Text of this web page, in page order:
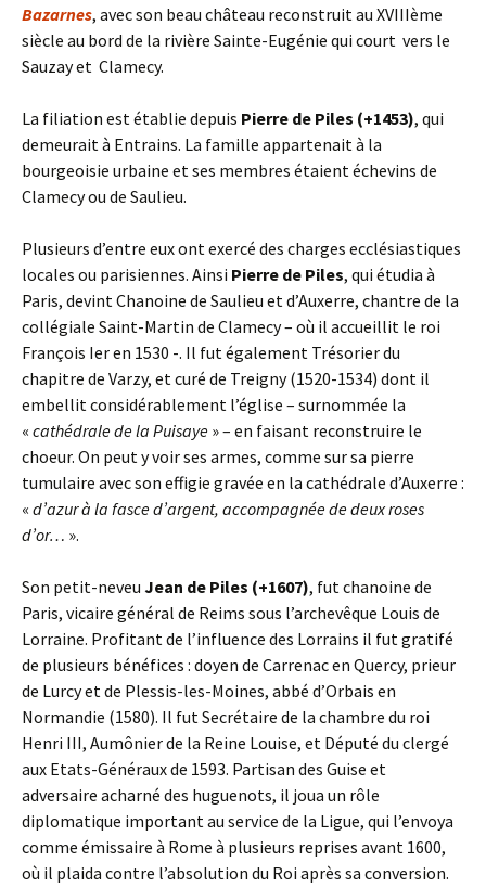
Bazarnes, avec son beau château reconstruit au XVIIIème
siècle au bord de la rivière Sainte-Eugénie qui court vers le
Sauzay et Clamecy.
La filiation est établie depuis Pierre de Piles (+1453), qui
demeurait à Entrains. La famille appartenait à la
bourgeoisie urbaine et ses membres étaient échevins de
Clamecy ou de Saulieu.
Plusieurs d’entre eux ont exercé des charges ecclésiastiques
locales ou parisiennes. Ainsi Pierre de Piles, qui étudia à
Paris, devint Chanoine de Saulieu et d’Auxerre, chantre de la
collégiale Saint-Martin de Clamecy – où il accueillit le roi
François Ier en 1530 -. Il fut également Trésorier du
chapitre de Varzy, et curé de Treigny (1520-1534) dont il
embellit considérablement l’église – surnommée la
« cathédrale de la Puisaye » – en faisant reconstruire le
choeur. On peut y voir ses armes, comme sur sa pierre
tumulaire avec son effigie gravée en la cathédrale d’Auxerre :
« d’azur à la fasce d’argent, accompagnée de deux roses
d’or… ».
Son petit-neveu Jean de Piles (+1607), fut chanoine de
Paris, vicaire général de Reims sous l’archevêque Louis de
Lorraine. Profitant de l’influence des Lorrains il fut gratifé
de plusieurs bénéfices : doyen de Carrenac en Quercy, prieur
de Lurcy et de Plessis-les-Moines, abbé d’Orbais en
Normandie (1580). Il fut Secrétaire de la chambre du roi
Henri III, Aumônier de la Reine Louise, et Député du clergé
aux Etats-Généraux de 1593. Partisan des Guise et
adversaire acharné des huguenots, il joua un rôle
diplomatique important au service de la Ligue, qui l’envoya
comme émissaire à Rome à plusieurs reprises avant 1600,
où il plaida contre l’absolution du Roi après sa conversion.